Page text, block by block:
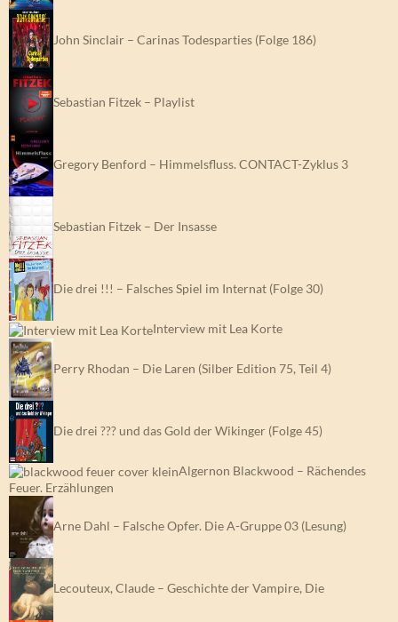
John Sinclair – Carinas Todesparties (Folge 186)
Sebastian Fitzek – Playlist
Gregory Benford – Himmelsfluss. CONTACT-Zyklus 3
Sebastian Fitzek – Der Insasse
Die drei !!! – Falsches Spiel im Internat (Folge 30)
Interview mit Lea Korte
Perry Rhodan – Die Laren (Silber Edition 75, Teil 4)
Die drei ??? und das Gold der Wikinger (Folge 45)
Algernon Blackwood – Rächendes
Feuer. Erzählungen
Arne Dahl – Falsche Opfer. Die A-Gruppe 03 (Lesung)
Lecouteux, Claude – Geschichte der Vampire, Die